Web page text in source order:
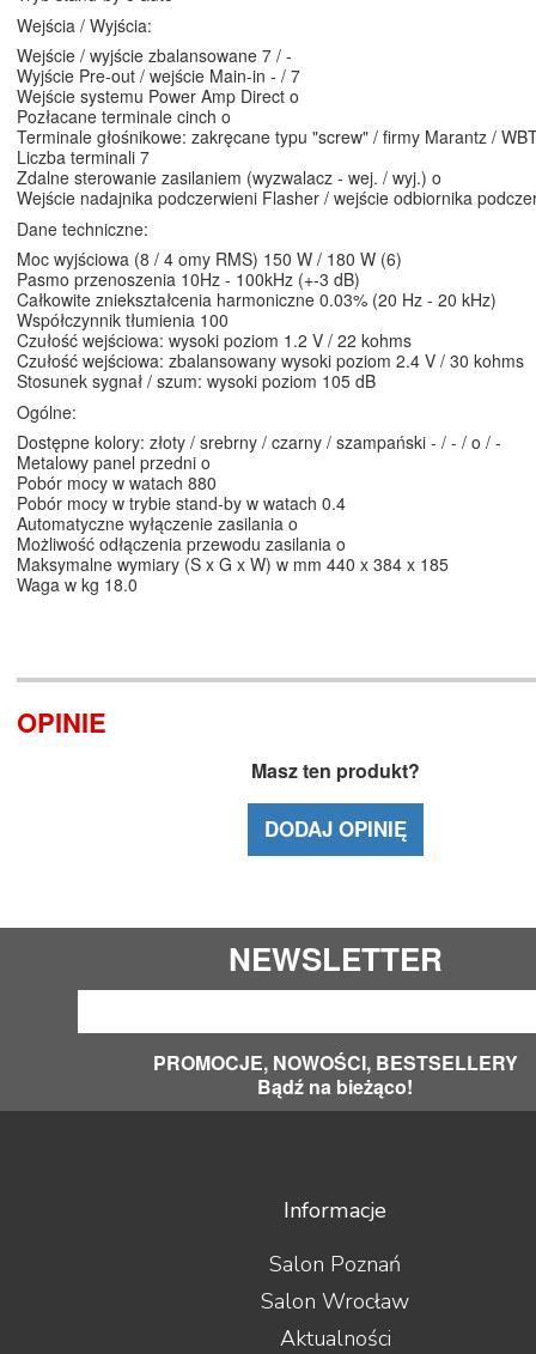
Wejścia / Wyjścia:
Wejście / wyjście zbalansowane 7 / -
Wyjście Pre-out / wejście Main-in - / 7
Wejście systemu Power Amp Direct o
Pozłacane terminale cinch o
Terminale głośnikowe: zakręcane typu "screw" / firmy Marantz /
Liczba terminali 7
Zdalne sterowanie zasilaniem (wyzwalacz - wej. / wyj.) o
Wejście nadajnika podczerwieni Flasher / wejście odbiornika
Dane techniczne:
Moc wyjściowa (8 / 4 omy RMS) 150 W / 180 W (6)
Pasmo przenoszenia 10Hz - 100kHz (+-3 dB)
Całkowite zniekształcenia harmoniczne 0.03% (20 Hz - 20 kHz)
Współczynnik tłumienia 100
Czułość wejściowa: wysoki poziom 1.2 V / 22 kohms
Czułość wejściowa: zbalansowany wysoki poziom 2.4 V / 30 kohms
Stosunek sygnał / szum: wysoki poziom 105 dB
Ogólne:
Dostępne kolory: złoty / srebrny / czarny / szampański - / - / o / -
Metalowy panel przedni o
Pobór mocy w watach 880
Pobór mocy w trybie stand-by w watach 0.4
Automatyczne wyłączenie zasilania o
Możliwość odłączenia przewodu zasilania o
Maksymalne wymiary (S x G x W) w mm 440 x 384 x 185
Waga w kg 18.0
OPINIE
Masz ten produkt?
DODAJ OPINIĘ
NEWSLETTER
PROMOCJE, NOWOŚCI, BESTSELLERY
Bądź na bieżąco!
Informacje
Salon Poznań
Salon Wrocław
Aktualności